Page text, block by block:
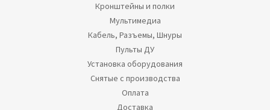
Кронштейны и полки
Мультимедиа
Кабель, Разъемы, Шнуры
Пульты ДУ
Установка оборудования
Снятые с производства
Оплата
Доставка